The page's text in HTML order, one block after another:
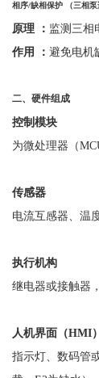
相序/缺相保护 （三相泵
原理 ： 监测三相
作用
： 避免电机
二、硬件组成
控制模块
为微处理器（
传感器
电流互感器、温
执行机构
继电器或接触器
人机界面（HMI）
指示灯、数码管